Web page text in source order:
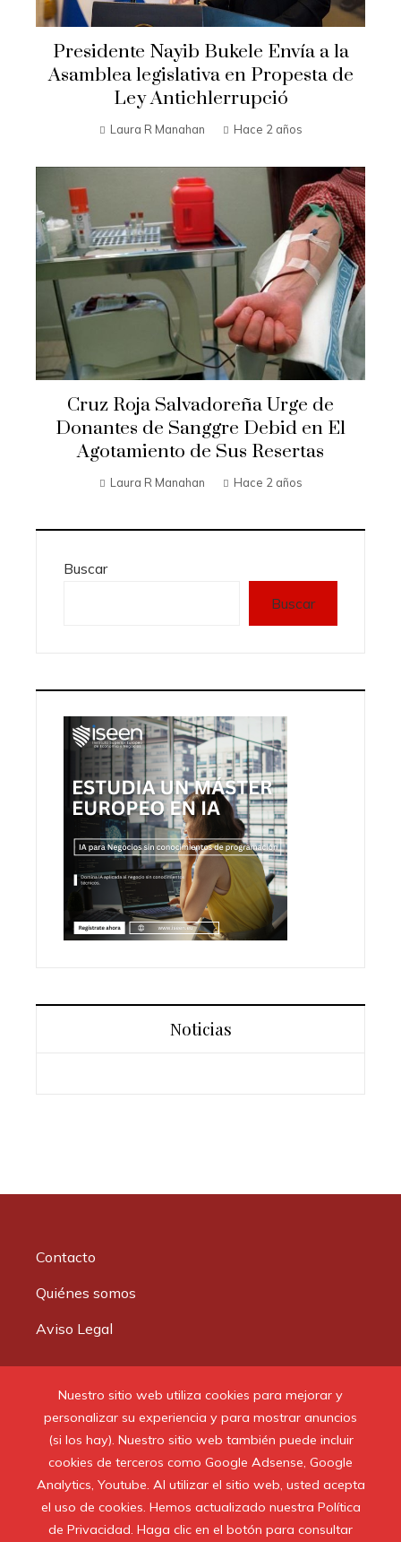
Nuestro sitio web utiliza cookies para mejorar y
personalizar su experiencia y para mostrar anuncios
(si los hay). Nuestro sitio web también puede incluir
cookies de terceros como Google Adsense, Google
Analytics, Youtube. Al utilizar el sitio web, usted acepta
el uso de cookies. Hemos actualizado nuestra Política
de Privacidad. Haga clic en el botón para consultar
Presidente Nayib Bukele Envía a la
Asamblea legislativa en Propesta de
Ley Antichlerrupció
Laura R Manahan Hace 2 años
Cruz Roja Salvadoreña Urge de
Donantes de Sanggre Debid en El
Agotamiento de Sus Resertas
Laura R Manahan Hace 2 años
Buscar
Buscar
Noticias
Contacto
Quiénes somos
Aviso Legal
© 2020 Todos los derechos reservados.